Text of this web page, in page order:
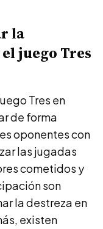
la
juego Tres
Tres en
de forma
oponentes con
las jugadas
cometidos y
son
la destreza en
existen